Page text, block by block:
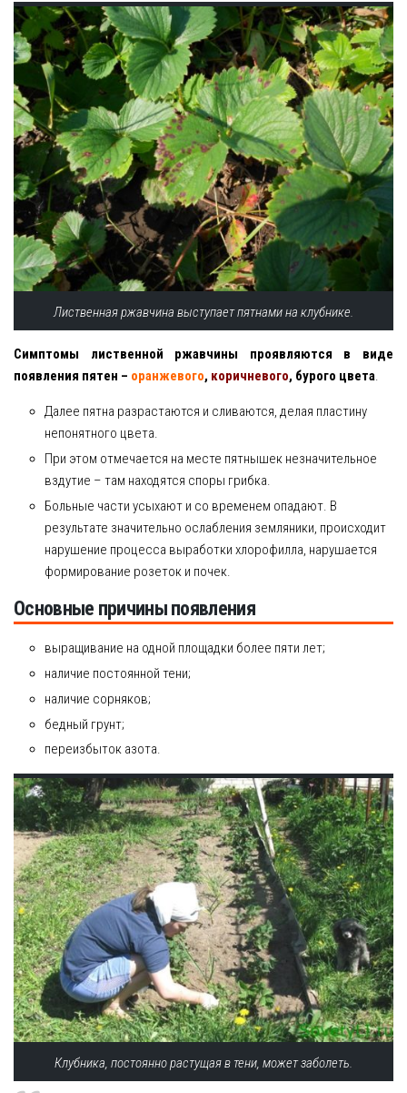
Лиственная ржавчина выступает пятнами на клубнике.
Симптомы лиственной ржавчины проявляются в виде
появления пятен – оранжевого, коричневого, бурого цвета.
Далее пятна разрастаются и сливаются, делая пластину
непонятного цвета.
При этом отмечается на месте пятнышек незначительное
вздутие – там находятся споры грибка.
Больные части усыхают и со временем опадают. В
результате значительно ослабления земляники, происходит
нарушение процесса выработки хлорофилла, нарушается
формирование розеток и почек.
Основные причины появления
выращивание на одной площадки более пяти лет;
наличие постоянной тени;
наличие сорняков;
бедный грунт;
переизбыток азота.
Клубника, постоянно растущая в тени, может заболеть.